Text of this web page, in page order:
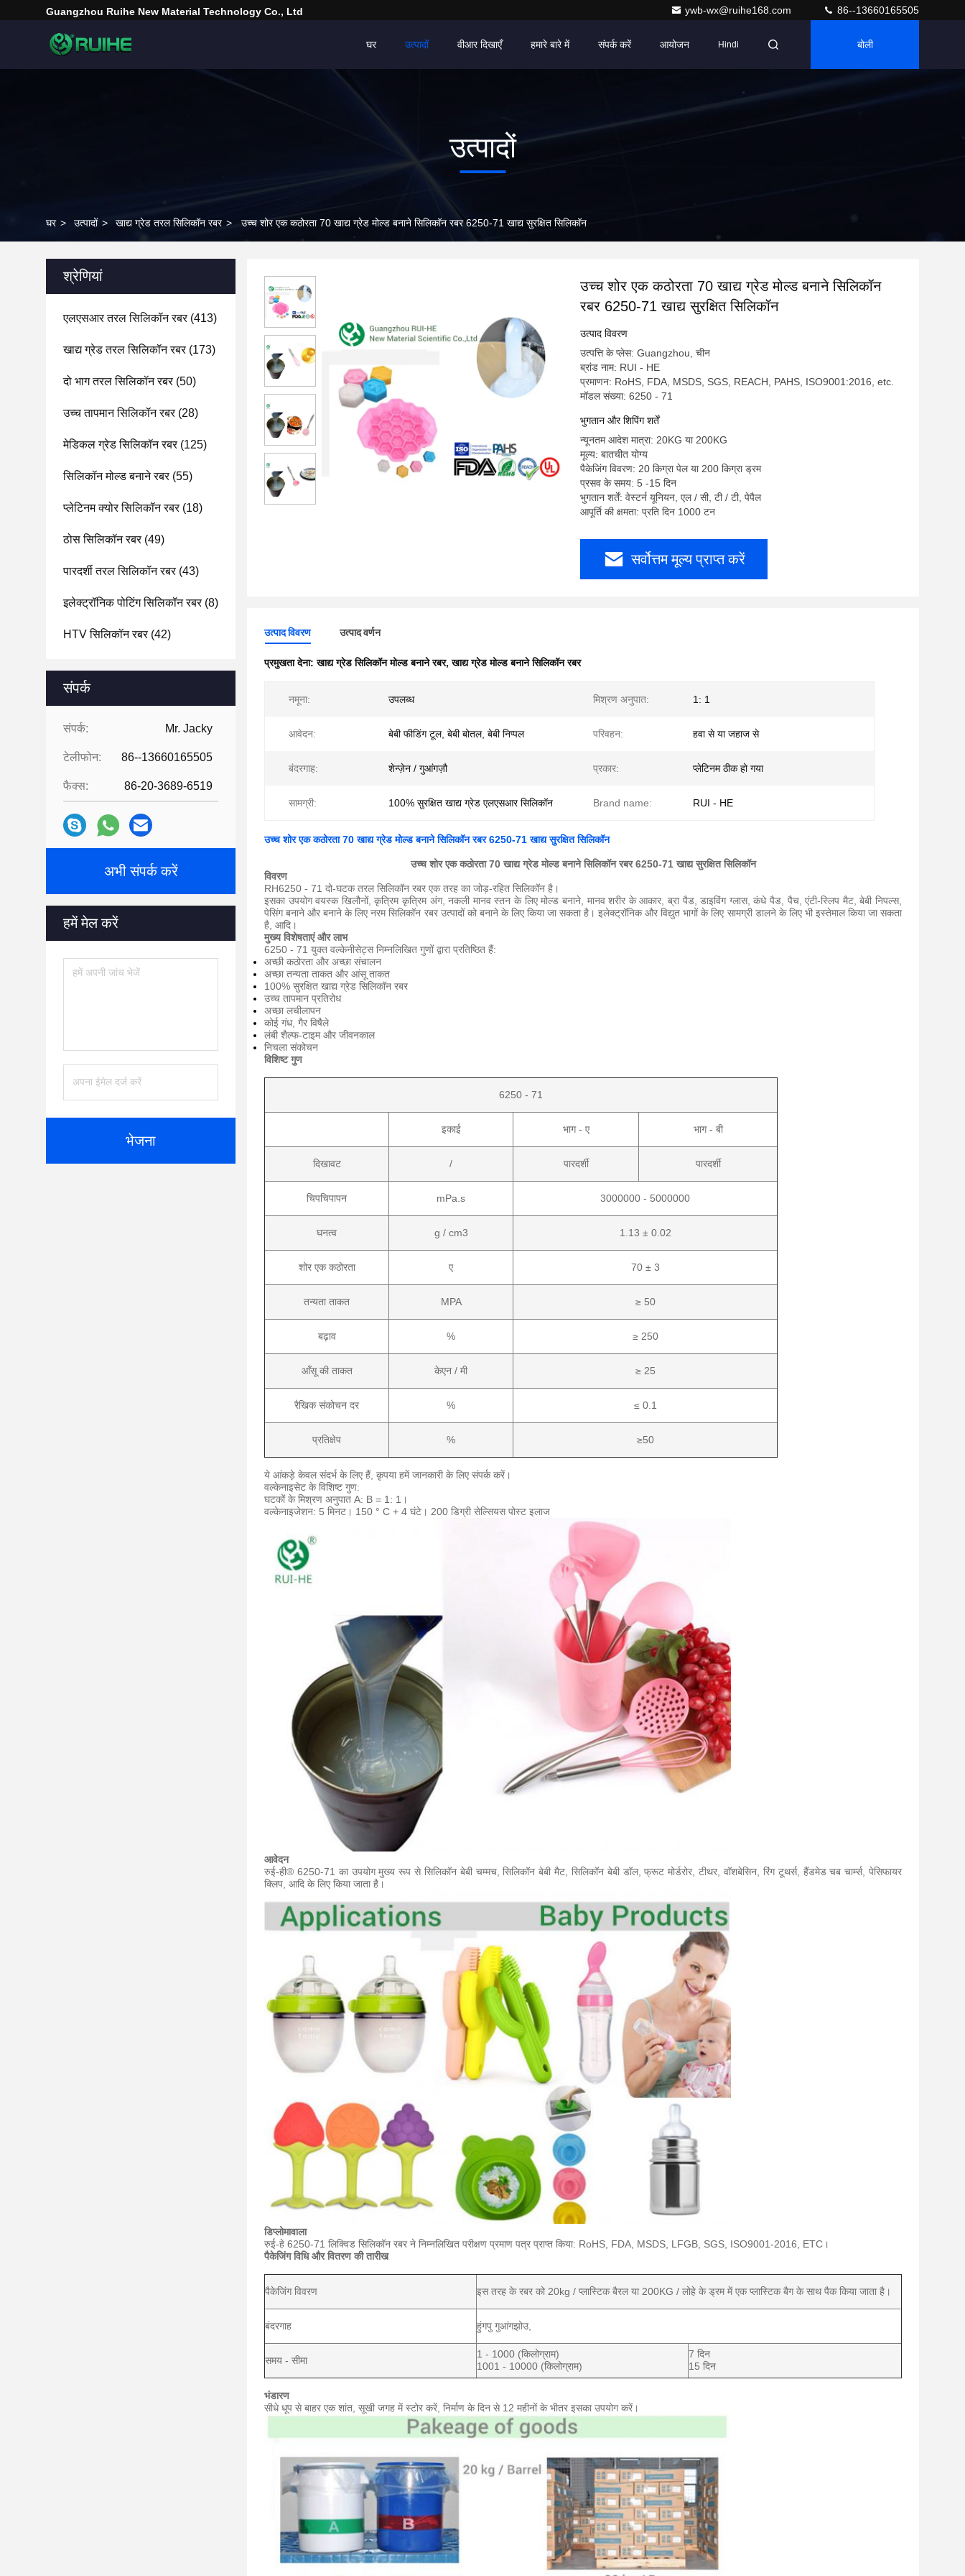
Guangzhou Ruihe New Material Technology Co., Ltd ywb-wx@ruihe168.com 86--13660165505
घर उत्पादों वीआर दिखाएँ हमारे बारे में संपर्क करें आयोजन Hindi बोली
उत्पादों
घर > उत्पादों > खाद्य ग्रेड तरल सिलिकॉन रबर > उच्च शोर एक कठोरता 70 खाद्य ग्रेड मोल्ड बनाने सिलिकॉन रबर 6250-71 खाद्य सुरक्षित सिलिकॉन
श्रेणियां
एलएसआर तरल सिलिकॉन रबर(413)
खाद्य ग्रेड तरल सिलिकॉन रबर(173)
दो भाग तरल सिलिकॉन रबर(50)
उच्च तापमान सिलिकॉन रबर(28)
मेडिकल ग्रेड सिलिकॉन रबर(125)
सिलिकॉन मोल्ड बनाने रबर(55)
प्लेटिनम क्योर सिलिकॉन रबर(18)
ठोस सिलिकॉन रबर(49)
पारदर्शी तरल सिलिकॉन रबर(43)
इलेक्ट्रॉनिक पोटिंग सिलिकॉन रबर(8)
HTV सिलिकॉन रबर(42)
संपर्क
संपर्क: Mr. Jacky
टेलीफोन: 86--13660165505
फैक्स: 86-20-3689-6519
अभी संपर्क करें
हमें मेल करें
भेजना
उच्च शोर एक कठोरता 70 खाद्य ग्रेड मोल्ड बनाने सिलिकॉन
रबर 6250-71 खाद्य सुरक्षित सिलिकॉन
उत्पाद विवरण
उत्पत्ति के प्लेस: Guangzhou, चीन
ब्रांड नाम: RUI - HE
प्रमाणन: RoHS, FDA, MSDS, SGS, REACH, PAHS, ISO9001:2016, etc.
मॉडल संख्या: 6250 - 71
भुगतान और शिपिंग शर्तें
न्यूनतम आदेश मात्रा: 20KG या 200KG
मूल्य: बातचीत योग्य
पैकेजिंग विवरण: 20 किग्रा पेल या 200 किग्रा ड्रम
प्रसव के समय: 5 -15 दिन
भुगतान शर्तें: वेस्टर्न यूनियन, एल / सी, टी / टी, पेपैल
आपूर्ति की क्षमता: प्रति दिन 1000 टन
सर्वोत्तम मूल्य प्राप्त करें
उत्पाद विवरण उत्पाद वर्णन
प्रमुखता देना:खाद्य ग्रेड सिलिकॉन मोल्ड बनाने रबर,खाद्य ग्रेड मोल्ड बनाने सिलिकॉन रबर
नमूना: उपलब्ध मिश्रण अनुपात: 1: 1
आवेदन: बेबी फीडिंग टूल, बेबी बोतल, बेबी निप्पल परिवहन: हवा से या जहाज से
बंदरगाह: शेन्ज़ेन / गुआंगज़ौ प्रकार: प्लेटिनम ठीक हो गया
सामग्री: 100% सुरक्षित खाद्य ग्रेड एलएसआर सिलिकॉन Brand name: RUI - HE
उच्च शोर एक कठोरता 70 खाद्य ग्रेड मोल्ड बनाने सिलिकॉन रबर 6250-71 खाद्य सुरक्षित सिलिकॉन
उच्च शोर एक कठोरता 70 खाद्य ग्रेड मोल्ड बनाने सिलिकॉन रबर 6250-71 खाद्य सुरक्षित सिलिकॉन
विवरण
RH6250 - 71 दो-घटक तरल सिलिकॉन रबर एक तरह का जोड़-रहित सिलिकॉन है।
इसका उपयोग वयस्क खिलौनों, कृत्रिम कृत्रिम अंग, नकली मानव स्तन के लिए मोल्ड बनाने, मानव शरीर के आकार, ब्रा पैड, डाइविंग ग्लास, कंधे पैड, पैच, एंटी-स्लिप मैट, बेबी निपल्स,
पेसिंग बनाने और बनाने के लिए नरम सिलिकॉन रबर उत्पादों को बनाने के लिए किया जा सकता है। इलेक्ट्रॉनिक और विद्युत भागों के लिए सामग्री डालने के लिए भी इस्तेमाल किया जा सकता
है, आदि।
मुख्य विशेषताएं और लाभ
6250 - 71 युक्त वल्केनीसेट्स निम्नलिखित गुणों द्वारा प्रतिष्ठित हैं:
अच्छी कठोरता और अच्छा संचालन
अच्छा तन्यता ताकत और आंसू ताकत
100% सुरक्षित खाद्य ग्रेड सिलिकॉन रबर
उच्च तापमान प्रतिरोध
अच्छा लचीलापन
कोई गंध, गैर विषैले
लंबी शैल्फ-टाइम और जीवनकाल
निचला संकोचन
विशिष्ट गुण
6250 - 71
इकाई भाग - ए भाग - बी
दिखावट / पारदर्शी पारदर्शी
चिपचिपापन mPa.s 3000000 - 5000000
घनत्व g / cm3 1.13 ± 0.02
शोर एक कठोरता ए 70 ± 3
तन्यता ताकत MPA ≥ 50
बढ़ाव % ≥ 250
आँसू की ताकत केएन / मी ≥ 25
रैखिक संकोचन दर % ≤ 0.1
प्रतिक्षेप % ≥50
ये आंकड़े केवल संदर्भ के लिए हैं, कृपया हमें जानकारी के लिए संपर्क करें।
वल्केनाइसेट के विशिष्ट गुण:
घटकों के मिश्रण अनुपात A: B = 1: 1।
वल्केनाइजेशन: 5 मिनट। 150 ° C + 4 घंटे। 200 डिग्री सेल्सियस पोस्ट इलाज
आवेदन
रुई-ही® 6250-71 का उपयोग मुख्य रूप से सिलिकॉन बेबी चम्मच, सिलिकॉन बेबी मैट, सिलिकॉन बेबी डॉल, फ्रूट मोर्डरोर, टीथर, वॉशबेसिन, रिंग टूथर्स, हैंडमेड चब चार्म्स, पेसिफायर
क्लिप, आदि के लिए किया जाता है।
डिप्लोमावाला
रुई-हे 6250-71 लिक्विड सिलिकॉन रबर ने निम्नलिखित परीक्षण प्रमाण पत्र प्राप्त किया: RoHS, FDA, MSDS, LFGB, SGS, ISO9001-2016, ETC।
पैकेजिंग विधि और वितरण की तारीख
पैकेजिंग विवरण इस तरह के रबर को 20kg / प्लास्टिक बैरल या 200KG / लोहे के ड्रम में एक प्लास्टिक बैग के साथ पैक किया जाता है।
बंदरगाह हुंगपु गुआंगझोउ,
समय - सीमा
1 - 1000 (किलोग्राम)
1001 - 10000 (किलोग्राम)
7 दिन
15 दिन
भंडारण
सीधे धूप से बाहर एक शांत, सूखी जगह में स्टोर करें, निर्माण के दिन से 12 महीनों के भीतर इसका उपयोग करें।